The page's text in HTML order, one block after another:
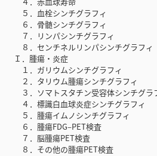
５．血栓シンチグラフィ
６．骨髄シンチグラフィ
７．リンパシンチグラフィ
８．センチネルリンパシンチグラフィ
Ｉ．腫瘍・炎症
１．ガリウムシンチグラフィ
２．タリウム腫瘍シンチグラフィ
３．ソマトスタチン受容体シンチグラ
４．標識白血球炎症シンチグラフィ
５．腫瘍イムノシンチグラフィ
６．腫瘍FDG‒PET検査
７．脳腫瘍PET検査
８．その他の腫瘍PET検査